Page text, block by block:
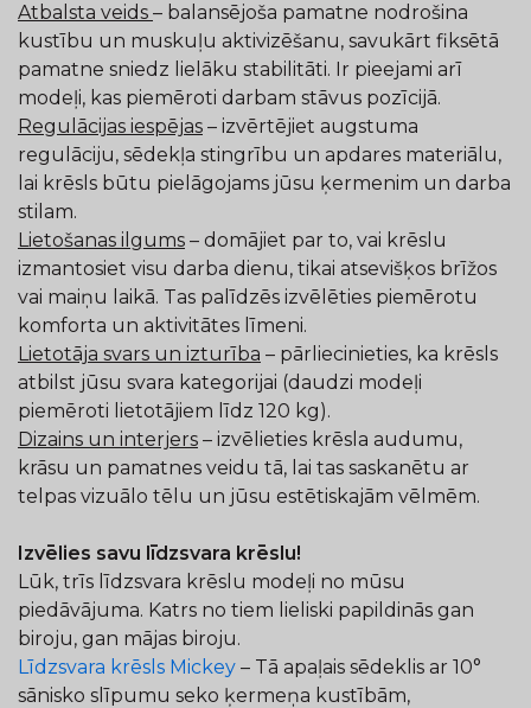
Atbalsta veids – balansējoša pamatne nodrošina
kustību un muskuļu aktivizēšanu, savukārt fiksētā
pamatne sniedz lielāku stabilitāti. Ir pieejami arī
modeļi, kas piemēroti darbam stāvus pozīcijā.
Regulācijas iespējas – izvērtējiet augstuma
regulāciju, sēdekļa stingrību un apdares materiālu,
lai krēsls būtu pielāgojams jūsu ķermenim un darba
stilam.
Lietošanas ilgums – domājiet par to, vai krēslu
izmantosiet visu darba dienu, tikai atsevišķos brīžos
vai maiņu laikā. Tas palīdzēs izvēlēties piemērotu
komforta un aktivitātes līmeni.
Lietotāja svars un izturība – pārliecinieties, ka krēsls
atbilst jūsu svara kategorijai (daudzi modeļi
piemēroti lietotājiem līdz 120 kg).
Dizains un interjers – izvēlieties krēsla audumu,
krāsu un pamatnes veidu tā, lai tas saskanētu ar
telpas vizuālo tēlu un jūsu estētiskajām vēlmēm.
Izvēlies savu līdzsvara krēslu!
Lūk, trīs līdzsvara krēslu modeļi no mūsu
piedāvājuma. Katrs no tiem lieliski papildinās gan
biroju, gan mājas biroju.
Līdzsvara krēsls Mickey – Tā apaļais sēdeklis ar 10°
sānisko slīpumu seko ķermeņa kustībām,